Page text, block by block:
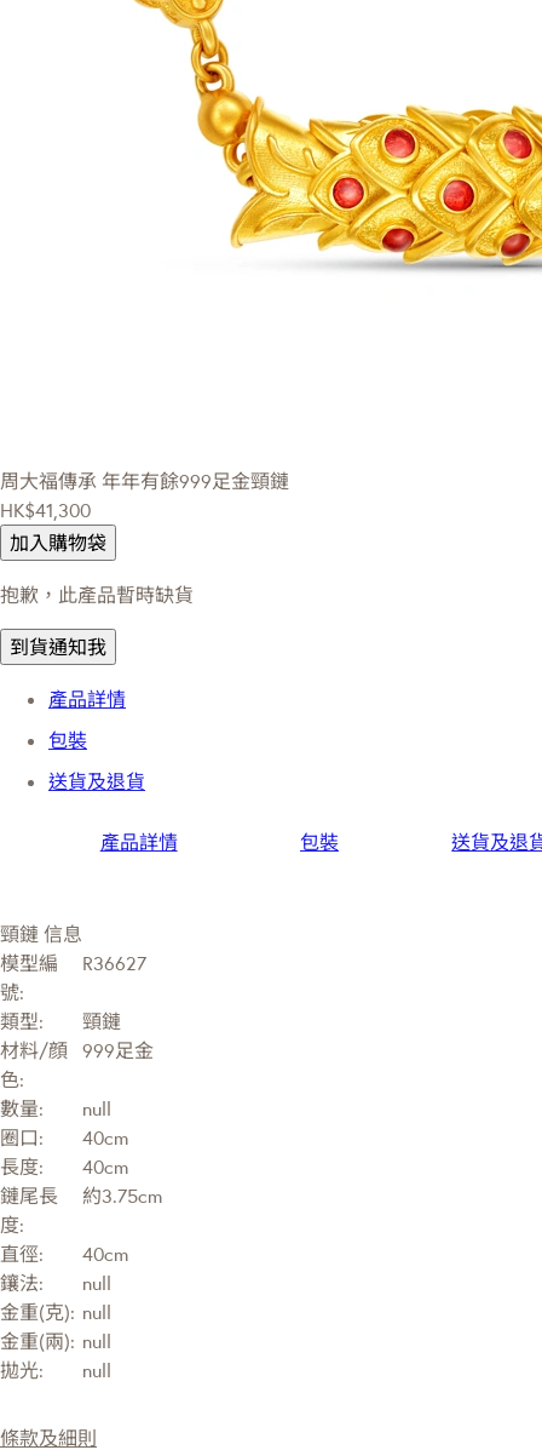
周大福傳承 年年有餘999足金頸鏈
HK$41,300
加入購物袋
抱歉，此產品暫時缺貨
到貨通知我
產品詳情
包裝
送貨及退貨
產品詳情 包裝 送貨及退
頸鏈 信息
模型編
號:
R36627
類型:
頸鏈
材料/顔
色:
999足金
數量:
null
圈口:
40cm
長度:
40cm
鏈尾長
度:
約3.75cm
直徑:
40cm
鑲法:
null
金重(克): null
金重(兩): null
拋光:
null
條款及細則